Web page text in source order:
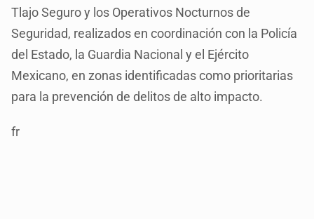
Tlajo Seguro y los Operativos Nocturnos de
Seguridad, realizados en coordinación con la Policía
del Estado, la Guardia Nacional y el Ejército
Mexicano, en zonas identificadas como prioritarias
para la prevención de delitos de alto impacto.
fr